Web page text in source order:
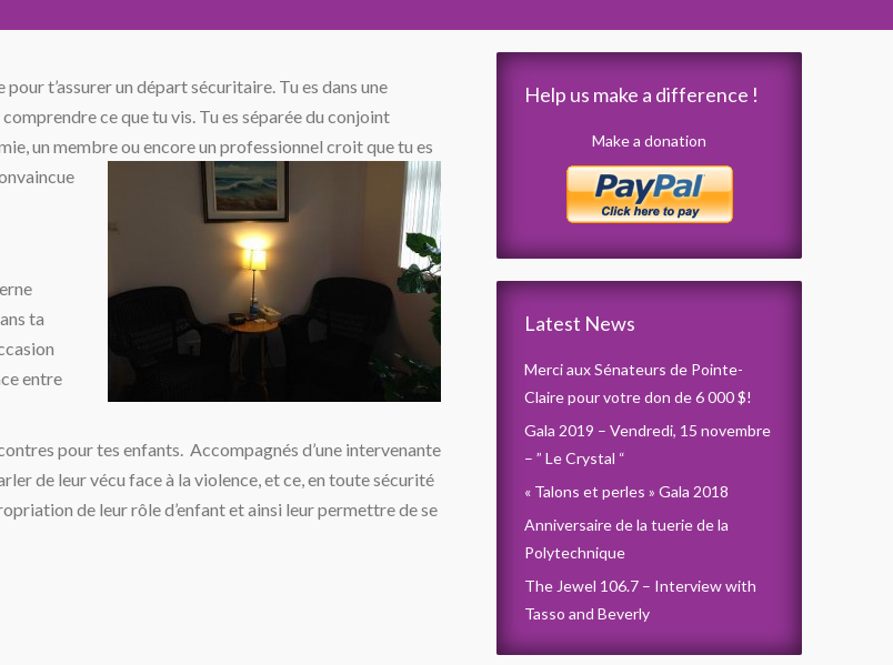
t’assurer un départ sécuritaire. Tu es dans une
ce que tu vis. Tu es séparée du conjoint
un membre ou encore un professionnel croit que tu es
ta
entre
pour tes enfants. Accompagnés d’une intervenante
de leur vécu face à la violence, et ce, en toute sécurité
de leur rôle d’enfant et ainsi leur permettre de se
Help us make a difference !
Make a donation
Latest News
Merci aux Sénateurs de Pointe-
Claire pour votre don de 6 000 $!
Gala 2019 – Vendredi, 15 novembre
– ” Le Crystal “
« Talons et perles » Gala 2018
Anniversaire de la tuerie de la
Polytechnique
The Jewel 106.7 – Interview with
Tasso and Beverly